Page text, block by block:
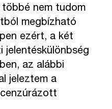
nem tudom
megbízható
ezért, a két
az alábbi
jeleztem a